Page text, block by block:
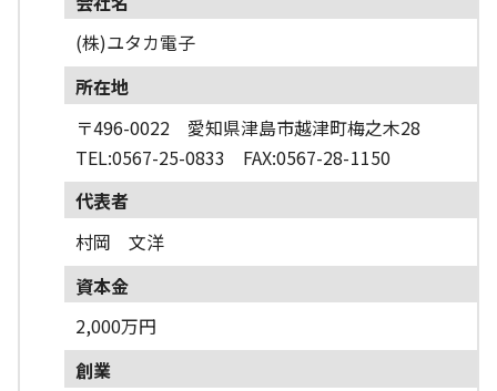
(株)ユタカ電子
所在地
〒496-0022 愛知県津島市越津町梅之木28
TEL:0567-25-0833 FAX:0567-28-1150
代表者
村岡 文洋
資本金
2,000万円
創業